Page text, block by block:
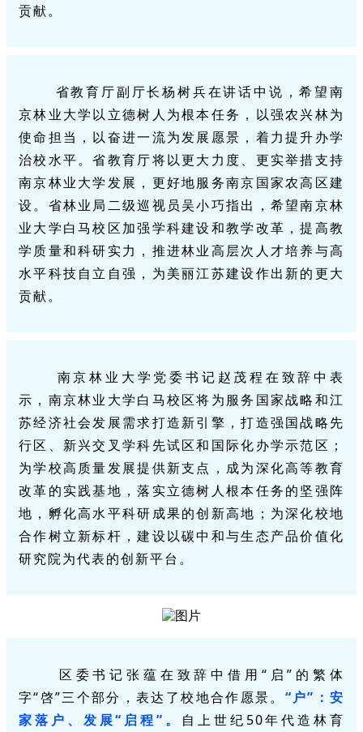
贡献。
省教育厅副厅长杨树兵在讲话中说，希望南
京林业大学以立德树人为根本任务，以强农兴林为
使命担当，以奋进一流为发展愿景，着力提升办学
治校水平。省教育厅将以更大力度、更实举措支持
南京林业大学发展，更好地服务南京国家农高区建
设。 省林业局二级巡视员吴小巧指出，希望南京林
业大学白马校区加强学科建设和教学改革，提高教
学质量和科研实力， 推进林业高层次人才培养与高
水平科技自立自强， 为美丽江苏建设作出新的更大
贡献‌。
南京林业大学党委书记 赵茂程 在致辞中表
示，南京林业大学白马校区将为服务国家战略和江
苏经济社会发展需求打造新引擎，打造强国战略先
行区、新兴交叉学科先试区和国际化办学示范区；
为学校高质量发展提供新支点，成为深化高等教育
改革的实践基地，落实立德树人根本任务的坚强阵
地，孵化高水平科研成果的创新高地；为深化校地
合作树立新标杆，建设以碳中和与生态产品价值化
研究院为代表的创新平台。
区委书记张蕴在致辞中借用“启”的繁体
字“啓”三个部分，表达了校地合作愿景。 “户”：安
家落户、发展“启程”。 自上世纪50年代造林育